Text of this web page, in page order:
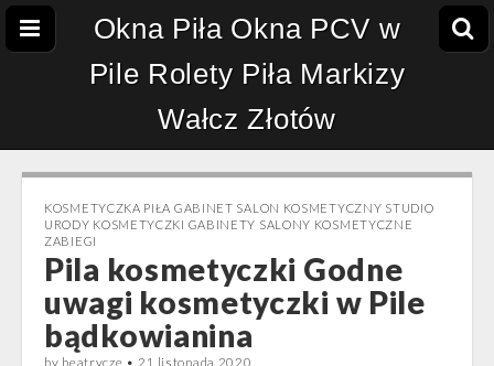
Okna Piła Okna PCV w
Pile Rolety Piła Markizy
Wałcz Złotów
KOSMETYCZKA PIŁA GABINET SALON KOSMETYCZNY STUDIO
URODY KOSMETYCZKI GABINETY SALONY KOSMETYCZNE
ZABIEGI
Pila kosmetyczki Godne
uwagi kosmetyczki w Pile
bądkowianina
by beatrycze • 21 listopada 2020